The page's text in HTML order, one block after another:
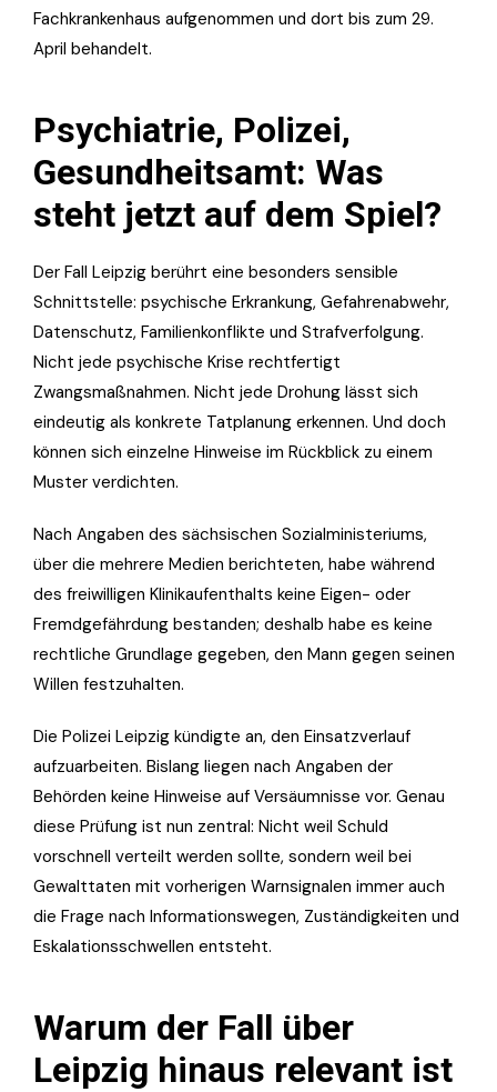
Fachkrankenhaus aufgenommen und dort bis zum 29.
April behandelt.
Psychiatrie, Polizei,
Gesundheitsamt: Was
steht jetzt auf dem Spiel?
Der Fall Leipzig berührt eine besonders sensible
Schnittstelle: psychische Erkrankung, Gefahrenabwehr,
Datenschutz, Familienkonflikte und Strafverfolgung.
Nicht jede psychische Krise rechtfertigt
Zwangsmaßnahmen. Nicht jede Drohung lässt sich
eindeutig als konkrete Tatplanung erkennen. Und doch
können sich einzelne Hinweise im Rückblick zu einem
Muster verdichten.
Nach Angaben des sächsischen Sozialministeriums,
über die mehrere Medien berichteten, habe während
des freiwilligen Klinikaufenthalts keine Eigen- oder
Fremdgefährdung bestanden; deshalb habe es keine
rechtliche Grundlage gegeben, den Mann gegen seinen
Willen festzuhalten.
Die Polizei Leipzig kündigte an, den Einsatzverlauf
aufzuarbeiten. Bislang liegen nach Angaben der
Behörden keine Hinweise auf Versäumnisse vor. Genau
diese Prüfung ist nun zentral: Nicht weil Schuld
vorschnell verteilt werden sollte, sondern weil bei
Gewalttaten mit vorherigen Warnsignalen immer auch
die Frage nach Informationswegen, Zuständigkeiten und
Eskalationsschwellen entsteht.
Warum der Fall über
Leipzig hinaus relevant ist